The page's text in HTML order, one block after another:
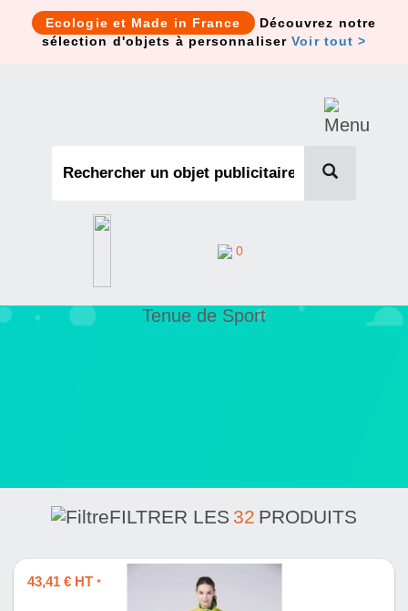
Ecologie et Made in France
Découvrez notre
sélection d'objets à personnaliserVoir tout >
0
Tenue de Sport
FILTRER LES 32 PRODUITS
43,41 € HT *
Cookies management panel